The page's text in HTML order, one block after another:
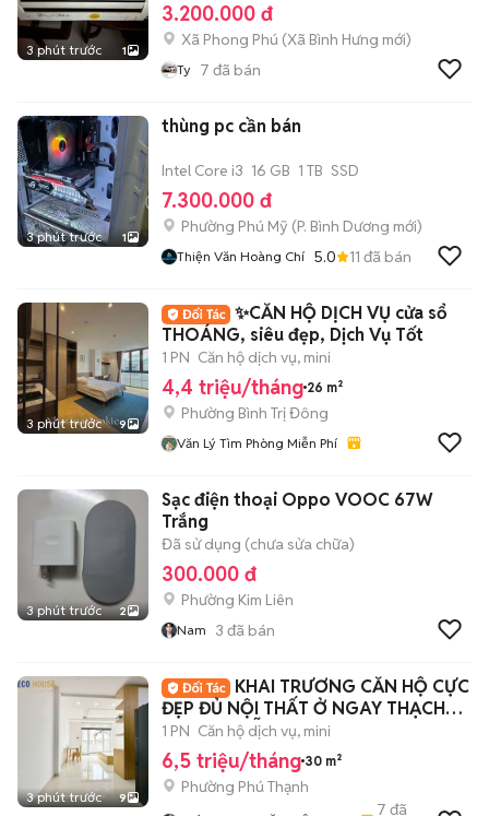
3 phút trước 1
3.200.000 đ
Xã Phong Phú (Xã Bình Hưng mới)
Ty 7 đã bán
3 phút trước 1
thùng pc cần bán
Intel Core i3 16 GB 1 TB SSD
7.300.000 đ
Phường Phú Mỹ (P. Bình Dương mới)
Thiện Văn Hoàng Chí 5.0 11 đã bán
3 phút trước 9
✨CĂN HỘ DỊCH VỤ cửa sổ
THOÁNG, siêu đẹp, Dịch Vụ Tốt
1 PN Căn hộ dịch vụ, mini
4,4 triệu/tháng 26 m²
Phường Bình Trị Đông
Văn Lý Tìm Phòng Miễn Phí
3 phút trước 2
Sạc điện thoại Oppo VOOC 67W
Trắng
Đã sử dụng (chưa sửa chữa)
300.000 đ
Phường Kim Liên
Nam 3 đã bán
3 phút trước 9
KHAI TRƯƠNG CĂN HỘ CỰC
ĐẸP ĐỦ NỘI THẤT Ở NGAY THẠCH
LAM NGUYỄN SƠN
1 PN Căn hộ dịch vụ, mini
6,5 triệu/tháng 30 m²
Phường Phú Thạnh
7 đã